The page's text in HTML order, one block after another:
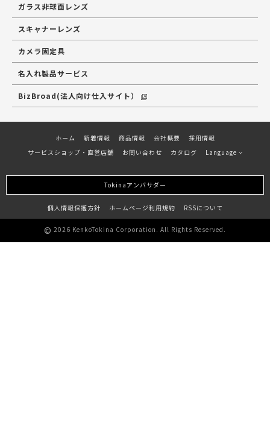
ガラス非球面レンズ
スキャナーレンズ
カメラ固定具
名入れ製品サービス
BizBroad(法人向け仕入サイト）
ホーム 新着情報 商品情報 会社概要
採用情報
サービスショップ・直営店舗
お問い合わせ カタログ Language
Tokinaアンバサダー
個人情報保護方針 ホームページ利用規約 RSSについて
© 2026 KenkoTokina Corporation. All Rights Reserved.